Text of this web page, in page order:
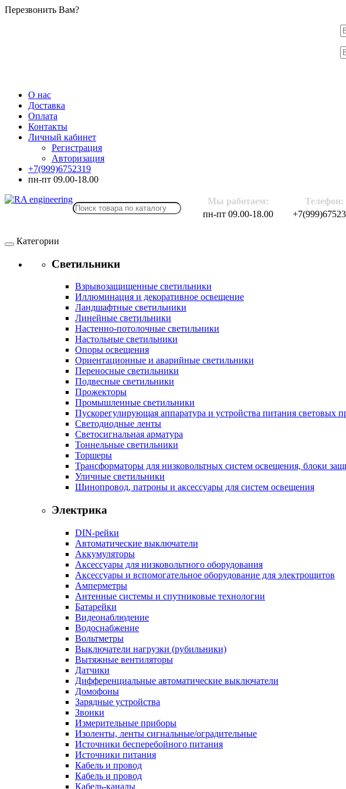
Перезвонить Вам?
О нас
Доставка
Оплата
Контакты
Личный кабинет
Регистрация
Авторизация
+7(999)6752319
пн-пт 09.00-18.00
Мы работаем:
Телефон:
пн-пт 09.00-18.00
Категории
Светильники
Взрывозащищенные светильники
Иллюминация и декоративное освещение
Ландшафтные светильники
Линейные светильники
Настенно-потолочные светильники
Настольные светильники
Опоры освещения
Ориентационные и аварийные светильники
Переносные светильники
Подвесные светильники
Прожекторы
Промышленные светильники
Пускорегулирующая аппаратура и устройства питания световых
Светодиодные ленты
Светосигнальная арматура
Тоннельные светильники
Торшеры
Трансформаторы для низковольтных систем освещения, блоки
Уличные светильники
Шинопровод, патроны и аксессуары для систем освещения
Электрика
DIN-рейки
Автоматические выключатели
Аккумуляторы
Аксессуары для низковольтного оборудования
Аксессуары и вспомогательное оборудование для электрощитов
Амперметры
Антенные системы и спутниковые технологии
Батарейки
Видеонаблюдение
Водоснабжение
Вольтметры
Выключатели нагрузки (рубильники)
Вытяжные вентиляторы
Датчики
Дифференциальные автоматические выключатели
Домофоны
Зарядные устройства
Звонки
Измерительные приборы
Изоленты, ленты сигнальные/оградительные
Источники бесперебойного питания
Источники питания
Кабель и провод
Кабель и провод
Кабель-каналы